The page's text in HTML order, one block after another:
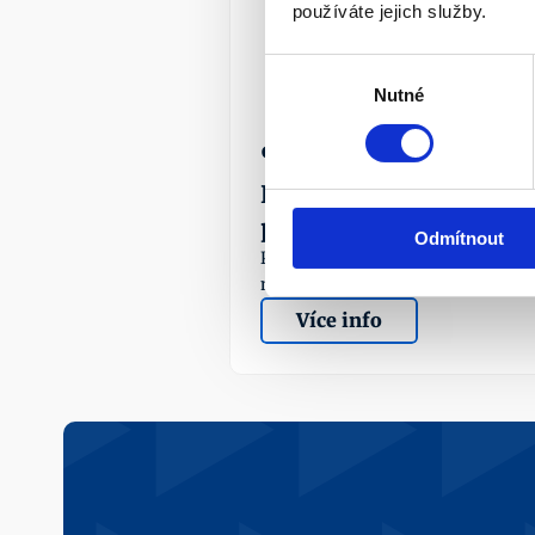
používáte jejich služby.
Nutné
Odmítnout
¶
Předdůchod a daňový
přeplatek
Při odchodu do předdůchodu pozor
na daňový přeplatek.
Více info